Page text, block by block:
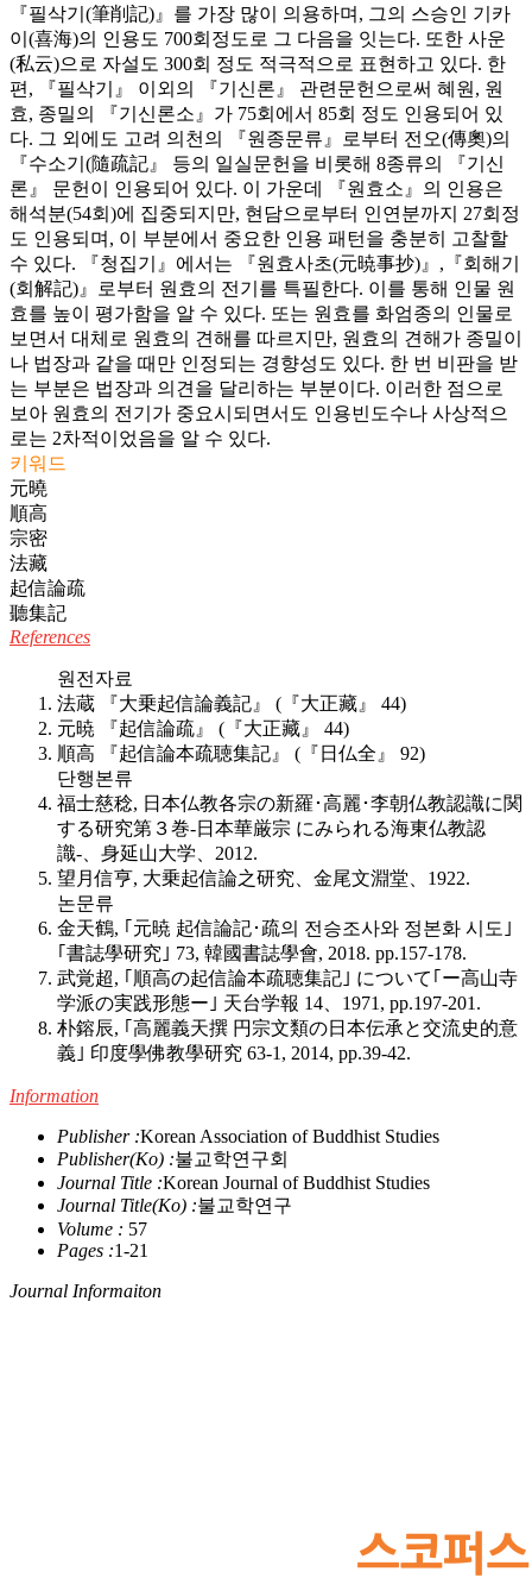
『필삭기(筆削記)』를 가장 많이 의용하며, 그의 스승인 기카
이(喜海)의 인용도 700회정도로 그 다음을 잇는다. 또한 사운
(私云)으로 자설도 300회 정도 적극적으로 표현하고 있다. 한
편, 『필삭기』 이외의 『기신론』 관련문헌으로써 혜원, 원
효, 종밀의 『기신론소』가 75회에서 85회 정도 인용되어 있
다. 그 외에도 고려 의천의 『원종문류』로부터 전오(傳奧)의
『수소기(隨疏記』 등의 일실문헌을 비롯해 8종류의 『기신
론』 문헌이 인용되어 있다. 이 가운데 『원효소』의 인용은
해석분(54회)에 집중되지만, 현담으로부터 인연분까지 27회정
도 인용되며, 이 부분에서 중요한 인용 패턴을 충분히 고찰할
수 있다. 『청집기』에서는 『원효사초(元暁事抄)』,『회해기
(회解記)』로부터 원효의 전기를 특필한다. 이를 통해 인물 원
효를 높이 평가함을 알 수 있다. 또는 원효를 화엄종의 인물로
보면서 대체로 원효의 견해를 따르지만, 원효의 견해가 종밀이
나 법장과 같을 때만 인정되는 경향성도 있다. 한 번 비판을 받
는 부분은 법장과 의견을 달리하는 부분이다. 이러한 점으로
보아 원효의 전기가 중요시되면서도 인용빈도수나 사상적으
로는 2차적이었음을 알 수 있다.
키워드
元曉
順高
宗密
法藏
起信論疏
聽集記
References
원전자료
法蔵 『大乗起信論義記』 (『大正藏』 44)
元暁 『起信論疏』 (『大正藏』 44)
順高 『起信論本疏聴集記』 (『日仏全』 92)
단행본류
福士慈稔, 日本仏教各宗の新羅･高麗･李朝仏教認識に関
する研究第３巻-日本華厳宗 にみられる海東仏教認
識-、身延山大学、2012.
望月信亨, 大乗起信論之研究、金尾文淵堂、1922.
논문류
金天鶴, ｢元暁 起信論記･疏의 전승조사와 정본화 시도｣
｢書誌學研究｣ 73, 韓國書誌學會, 2018. pp.157-178.
武覚超, ｢順高の起信論本疏聴集記｣ について｢ー高山寺
学派の実践形態ー｣ 天台学報 14、1971, pp.197-201.
朴鎔辰, ｢高麗義天撰 円宗文類の日本伝承と交流史的意
義｣ 印度學佛教學研究 63‐1, 2014, pp.39-42.
Information
Publisher :Korean Association of Buddhist Studies
Publisher(Ko) :불교학연구회
Journal Title :Korean Journal of Buddhist Studies
Journal Title(Ko) :불교학연구
Volume : 57
Pages :1-21
Journal Informaiton